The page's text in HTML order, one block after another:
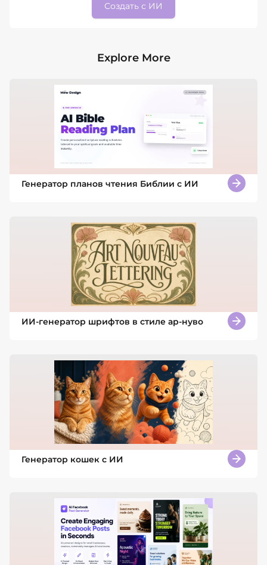
Создать с ИИ
Explore More
Генератор планов чтения Библии с ИИ
ИИ-генератор шрифтов в стиле ар-нуво
Генератор кошек с ИИ